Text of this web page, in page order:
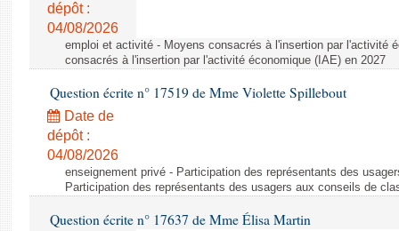
dépôt :
04/08/2026
emploi et activité - Moyens consacrés à l'insertion par l'activité
consacrés à l'insertion par l'activité économique (IAE) en 2027
Question écrite n° 17519 de Mme Violette Spillebout
Date de
dépôt :
04/08/2026
enseignement privé - Participation des représentants des
Participation des représentants des usagers aux conseils de
Question écrite n° 17637 de Mme Élisa Martin